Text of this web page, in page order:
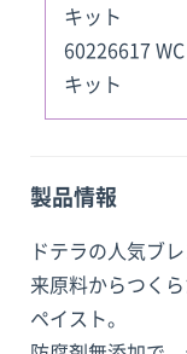
キット
60226617
キット
製品情報
ドテラの人気ブ
来原料からつく
ペイスト。